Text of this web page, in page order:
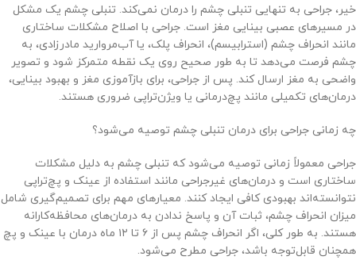
خیر، جراحی به تنهایی تنبلی چشم را درمان نمی‌کند. تنبلی چشم یک مشکل
در مسیرهای عصبی بینایی مغز است. جراحی با اصلاح مشکلات ساختاری
مانند انحراف چشم (استرابیسم)، انحراف پلک، یا آب‌مروارید مادرزادی، به
چشم فرصت می‌دهد تا به طور صحیح روی یک نقطه متمرکز شود و تصویر
واضحی به مغز ارسال کند. پس از جراحی، برای بازآموزی مغز و بهبود بینایی،
درمان‌های تکمیلی مانند پچ‌درمانی یا ویژن‌تراپی ضروری هستند.
چه زمانی جراحی برای درمان تنبلی چشم توصیه می‌شود؟
جراحی معمولاً زمانی توصیه می‌شود که تنبلی چشم به دلیل مشکلات
ساختاری است و درمان‌های غیرجراحی مانند استفاده از عینک و پچ‌تراپی
نتوانسته‌اند بهبودی کافی ایجاد کنند. معیارهای مهم برای تصمیم‌گیری شامل
میزان انحراف چشم، ثبات آن و پاسخ ندادن به درمان‌های محافظه‌کارانه
هستند. به طور کلی، اگر انحراف چشم پس از ۶ تا ۱۲ ماه درمان با عینک و پچ
همچنان قابل‌توجه باشد، جراحی مطرح می‌شود.